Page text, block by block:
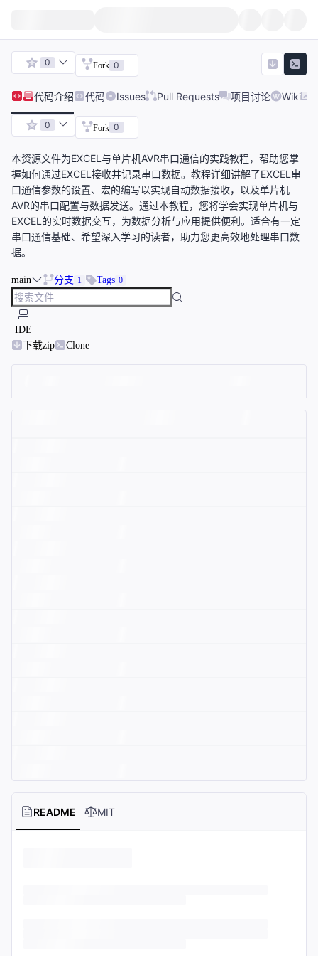
0 Fork 0
代码介绍 代码 Issues Pull Requests 项目讨论 Wiki
0 Fork 0
本资源文件为EXCEL与单片机AVR串口通信的实践教程，帮助您掌
握如何通过EXCEL接收并记录串口数据。教程详细讲解了EXCEL串
口通信参数的设置、宏的编写以实现自动数据接收，以及单片机
AVR的串口配置与数据发送。通过本教程，您将学会实现单片机与
EXCEL的实时数据交互，为数据分析与应用提供便利。适合有一定
串口通信基础、希望深入学习的读者，助力您更高效地处理串口数
据。
main 分支 1 Tags 0
IDE
下载zip
Clone
README MIT